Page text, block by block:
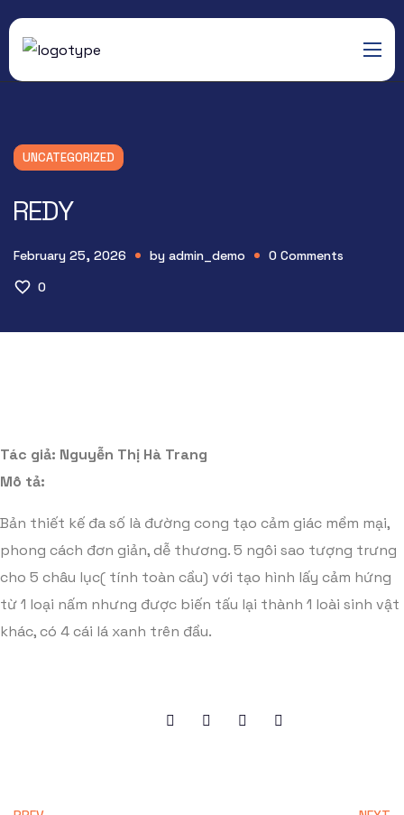
UNCATEGORIZED
REDY
February 25, 2026 by admin_demo 0 Comments
0
Tác giả: Nguyễn Thị Hà Trang
Mô tả:
Bản thiết kế đa số là đường cong tạo cảm giác mềm mại,
phong cách đơn giản, dễ thương. 5 ngôi sao tượng trưng
cho 5 châu lục( tính toàn cầu) với tạo hình lấy cảm hứng
từ 1 loại nấm nhưng được biến tấu lại thành 1 loài sinh vật
khác, có 4 cái lá xanh trên đầu.